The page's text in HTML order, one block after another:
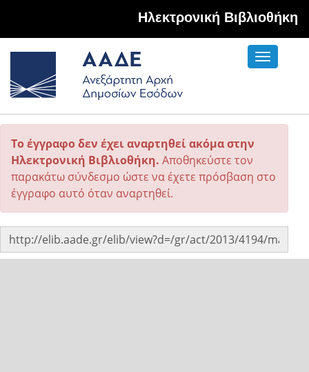
Hλεκτρονική Βιβλιοθήκη
Toggle
Το έγγραφο δεν έχει αναρτηθεί ακόμα στην
Ηλεκτρονική Βιβλιοθήκη. Αποθηκεύστε τον
παρακάτω σύνδεσμο ώστε να έχετε πρόσβαση στο
έγγραφο αυτό όταν αναρτηθεί.